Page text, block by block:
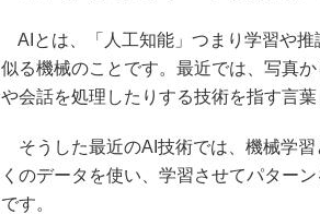
AIとは、「人工知能」つまり学習や
似る機械のことです。最近では、写真
や会話を処理したりする技術を指す言葉
そうした最近のAI技術では、機械学
くのデータを使い、学習させてパター
です。